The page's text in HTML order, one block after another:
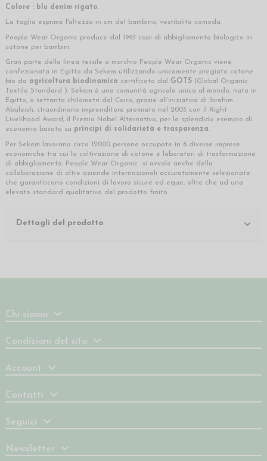
Colore : blu denim rigato.
La taglia esprime l'altezza in cm del bambino, vestibilità comoda.
People Wear Organic produce dal 1993 capi di abbigliamento biologico in
cotone per bambini.
Gran parte della linea tessile a marchio People Wear Organic viene
confezionata in Egitto da Sekem utilizzando unicamente pregiato cotone
bio da agricoltura biodinamica certificata dal GOTS (Global Organic
Textile Standard ). Sekem è una comunità agricola unica al mondo, nata in
Egitto, a settanta chilometri dal Cairo, grazie all’iniziativa di Ibrahim
Abuleish, straordinario imprenditore premiato nel 2003 con il Right
Livelihood Award, il Premio Nobel Alternativo, per lo splendido esempio di
economia basata su principi di solidarietà e trasparenza.
Per Sekem lavorano circa 12000 persone occupate in 6 diverse imprese
economiche tra cui la coltivazione di cotone e laboratori di trasformazione
di abbigliamento. People Wear Organic si avvale anche della
collaborazione di altre aziende internazionali accuratamente selezionate
che garantiscono condizioni di lavoro sicure ed eque, oltre che ad una
elevato standard qualitativo del prodotto finito.
Dettagli del prodotto
Chi siamo
Condizioni del sito
Account
Contatti
Seguici
Newsletter